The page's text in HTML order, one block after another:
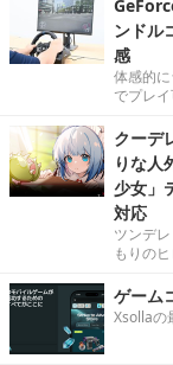
ンドル
感
体感的
でプレイ
クーデ
りな人
少女」
対応
ツンデ
もりの
ゲーム
Xsollaの